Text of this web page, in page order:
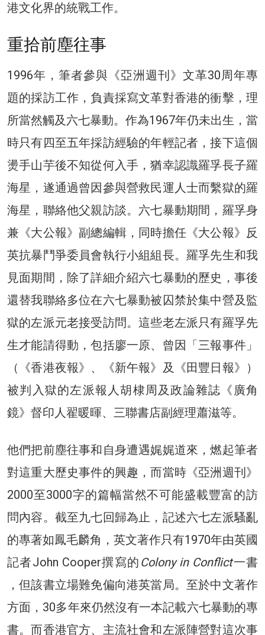
港文化界的統戰工作。
重拾前塵往事
1996年，筆者參與《亞洲週刊》文革30周年專
題的採訪工作，負責採寫文革對香港的衝擊，理
所當然觸及六七暴動。作為1967年仍未出生，當
時只有四至五年採訪經驗的年輕記者，接下這個
燙手山芋後不知從何入手，猶幸認識羅孚長子羅
海星，遂通過曾因參與營救民運人士而繫獄的羅
海星，聯絡他父親訪談。六七暴動期間，羅孚身
兼《大公報》副總編輯，同時擔任《大公報》反
英抗暴鬥爭委員會執行小組組長。羅孚先生和我
見面期間，除了詳細介紹六七暴動的歷史，事後
還替我聯絡多位在六七暴動被囚禁於集中營及監
獄的左派元老接受訪問。這些老左派只有羅孚先
生才能請得動，包括廖一原、曾因「三報事件」
（《香港夜報》、《新午報》及《田豐日報》）
被判入獄的左派報人胡棣周及政論雜誌《廣角
鏡》督印人翟暖暉、三聯書店副經理蕭滋等。
他們把前塵往事和自身遭遇娓娓道來，燃起筆者
對這重大歷史事件的興趣，而當時《亞洲週刊》
2000至3000字的篇幅當然不可能盛載豐富的訪
問內容。截至九七回歸為止，記述六七左派騷亂
的專著如鳳毛麟角，英文著作只有1970年由英國
記者John Cooper撰寫的 Colony in Conflict一書
，但該書立場難免偏向港英當局。至於中文著作
方面，30多年來仍然沒有一本記載六七暴動的專
書。而香港官方、主流社會和左派陣營對這次事